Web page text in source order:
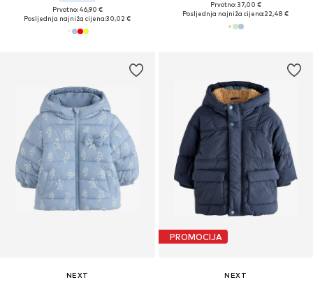
Prvotno: 46,90 €
Posljednja najniža cijena:30,02 €
Prvotno: 37,00 €
Posljednja najniža cijena:22,48 €
NEXT
PROMOCIJA
NEXT